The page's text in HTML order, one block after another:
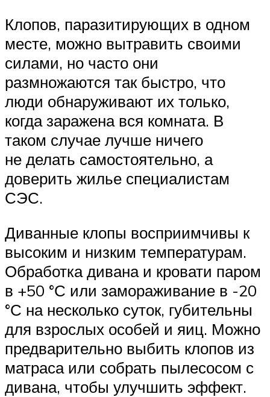
Клопов, паразитирующих в одном
месте, можно вытравить своими
силами, но часто они
размножаются так быстро, что
люди обнаруживают их только,
когда заражена вся комната. В
таком случае лучше ничего
не делать самостоятельно, а
доверить жилье специалистам
СЭС.
Диванные клопы восприимчивы к
высоким и низким температурам.
Обработка дивана и кровати паром
в +50 °С или замораживание в -20
°С на несколько суток, губительны
для взрослых особей и яиц. Можно
предварительно выбить клопов из
матраса или собрать пылесосом с
дивана, чтобы улучшить эффект.